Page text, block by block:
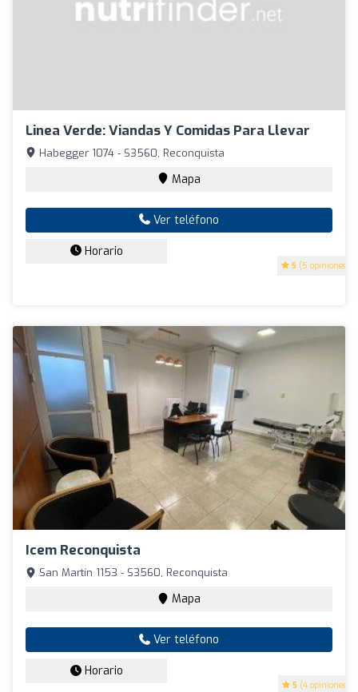
Linea Verde: Viandas Y Comidas Para Llevar
5 (5 opiniones)
Habegger 1074 - S3560, Reconquista
Mapa
Ver teléfono
Horario
Icem Reconquista
5 (4 opiniones)
San Martín 1153 - S3560, Reconquista
Mapa
Ver teléfono
Horario